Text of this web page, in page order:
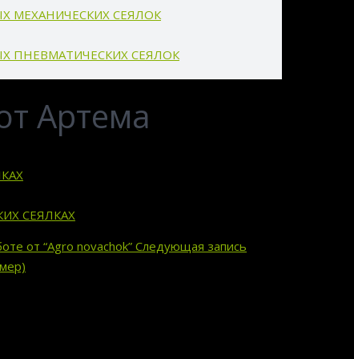
МЕХАНИЧЕСКИХ СЕЯЛОК
ПНЕВМАТИЧЕСКИХ СЕЯЛОК
СЕЯЛКАХ
Артема
от “Agro novachok” Следующая запись